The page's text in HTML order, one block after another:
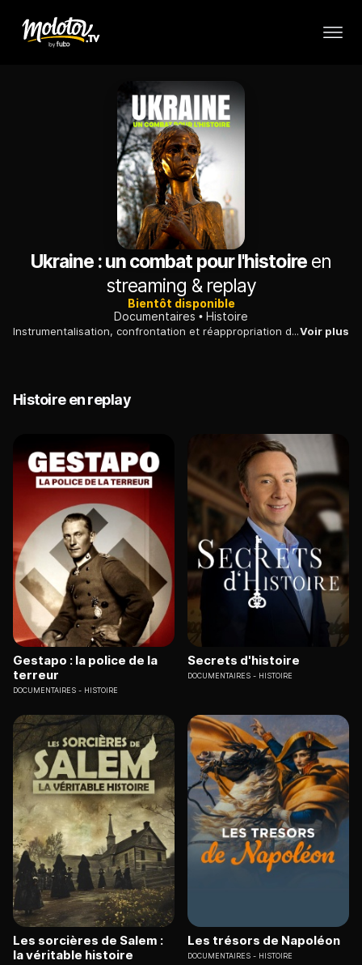
Ukraine : un combat pour l'histoireen
streaming & replay
Bientôt disponible
Documentaires
Histoire
Instrumentalisation, confrontation et réappropriation des récits : la guerre en Ukraine est aussi une guerre des histoires qui remonte jusqu'au Moyen Age..Voir plus
Histoire en replay
Gestapo : la police de la
terreur
DOCUMENTAIRES HISTOIRE
Secrets d'histoire
DOCUMENTAIRES HISTOIRE
Les sorcières de Salem :
la véritable histoire
Les trésors de Napoléon
DOCUMENTAIRES HISTOIRE